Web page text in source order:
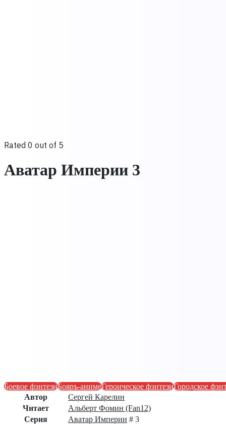
Rated 0 out of 5
Аватар Империи 3
Боевое фэнтезиБояръ-анимеГероическое фэнтезиГородское
Автор
Сергей Карелин
Читает
Альберт Фомин (Fan12)
Серия
Аватар Империи # 3